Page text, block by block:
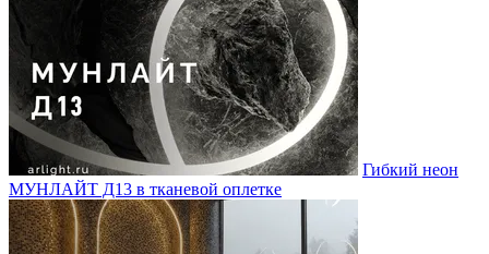
Гибкий неон
МУНЛАЙТ Д13 в тканевой оплетке